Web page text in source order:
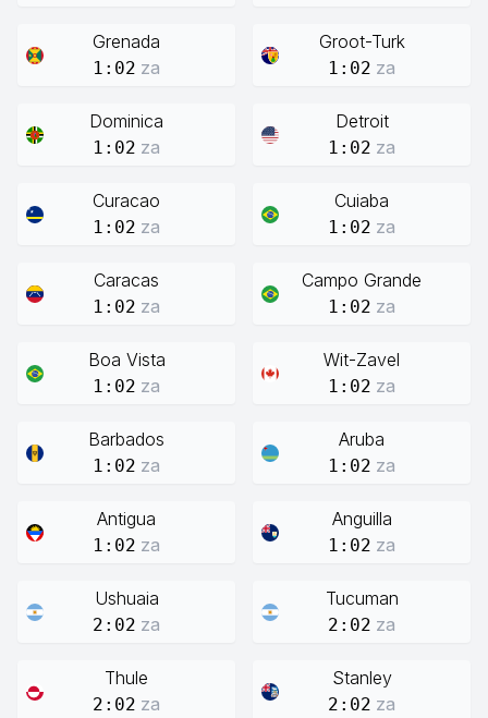
Grenada
1:02 za
Groot-Turk
1:02 za
Dominica
1:02 za
Detroit
1:02 za
Curacao
1:02 za
Cuiaba
1:02 za
Caracas
1:02 za
Campo Grande
1:02 za
Boa Vista
1:02 za
Wit-Zavel
1:02 za
Barbados
1:02 za
Aruba
1:02 za
Antigua
1:02 za
Anguilla
1:02 za
Ushuaia
2:02 za
Tucuman
2:02 za
Thule
2:02 za
Stanley
2:02 za